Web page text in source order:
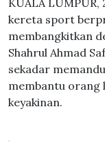
KUALA
kereta sport
membangkitkan
Shahrul Ahmad
sekadar
membantu orang
keyakinan.